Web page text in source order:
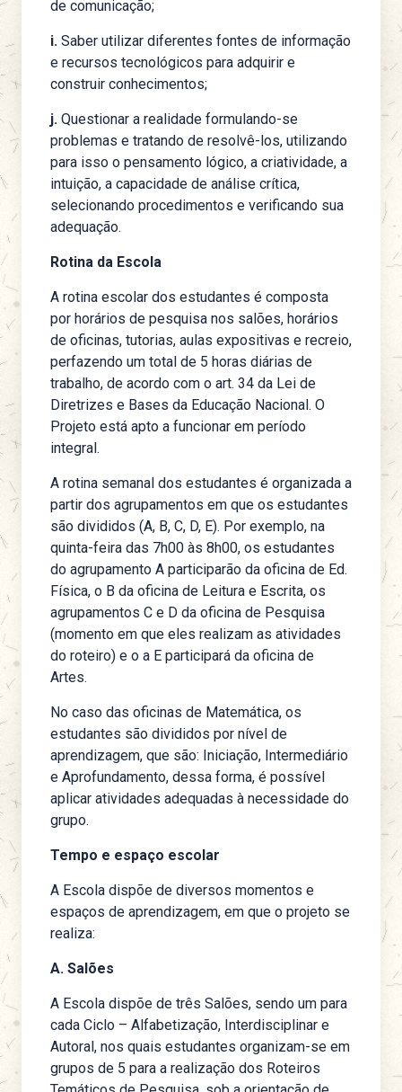
de comunicação;
i. Saber utilizar diferentes fontes de informação
e recursos tecnológicos para adquirir e
construir conhecimentos;
j. Questionar a realidade formulando-se
problemas e tratando de resolvê-los, utilizando
para isso o pensamento lógico, a criatividade, a
intuição, a capacidade de análise crítica,
selecionando procedimentos e verificando sua
adequação.
Rotina da Escola
A rotina escolar dos estudantes é composta
por horários de pesquisa nos salões, horários
de oficinas, tutorias, aulas expositivas e recreio,
perfazendo um total de 5 horas diárias de
trabalho, de acordo com o art. 34 da Lei de
Diretrizes e Bases da Educação Nacional. O
Projeto está apto a funcionar em período
integral.
A rotina semanal dos estudantes é organizada a
partir dos agrupamentos em que os estudantes
são divididos (A, B, C, D, E). Por exemplo, na
quinta-feira das 7h00 às 8h00, os estudantes
do agrupamento A participarão da oficina de Ed.
Física, o B da oficina de Leitura e Escrita, os
agrupamentos C e D da oficina de Pesquisa
(momento em que eles realizam as atividades
do roteiro) e o a E participará da oficina de
Artes.
No caso das oficinas de Matemática, os
estudantes são divididos por nível de
aprendizagem, que são: Iniciação, Intermediário
e Aprofundamento, dessa forma, é possível
aplicar atividades adequadas à necessidade do
grupo.
Tempo e espaço escolar
A Escola dispõe de diversos momentos e
espaços de aprendizagem, em que o projeto se
realiza:
A. Salões
A Escola dispõe de três Salões, sendo um para
cada Ciclo – Alfabetização, Interdisciplinar e
Autoral, nos quais estudantes organizam-se em
grupos de 5 para a realização dos Roteiros